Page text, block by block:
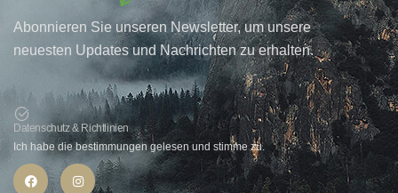
Abonnieren Sie unseren Newsletter, um unsere
neuesten Updates und Nachrichten zu erhalten.
Datenschutz & Richtlinien
Ich habe die bestimmungen gelesen und stimme zu.